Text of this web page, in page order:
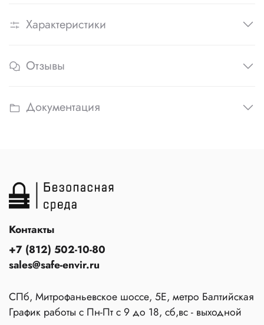
Характеристики
Отзывы
Документация
Контакты
+7 (812) 502-10-80
sales@safe-envir.ru
СПб, Митрофаньевское шоссе, 5Е, метро Балтийская
График работы с Пн-Пт с 9 до 18, сб,вс - выходной